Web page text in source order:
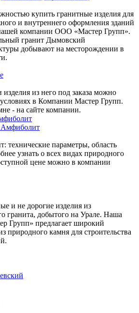
купить гранитные изделия для
и внутреннего оформления зданий
компании ООО «Мастер Групп».
гранит Дымовский
добывают на месторождении в
из него под заказа можно
в Компании Мастер Групп.
- на сайте компании.
технические параметры, область
узнать о всех видах природного
цене можно в компании
и не дорогие изделия из
гранита, добытого на Урале. Наша
Групп» предлагает широкий
природного камня для строительства